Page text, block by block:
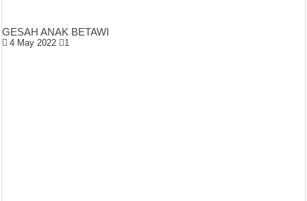
GESAH ANAK BETAWI
4 May 2022 1